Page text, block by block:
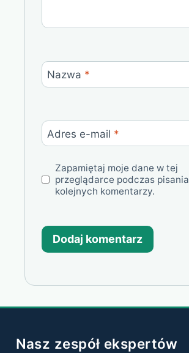
Nazwa *
Adres e-mail *
Zapamiętaj moje dane w tej
przeglądarce podczas pisania
kolejnych komentarzy.
Nasz zespół ekspertów